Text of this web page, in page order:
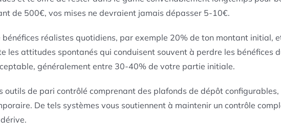
de 500€, vos mises ne devraient jamais dépasser 5-10€.
réalistes quotidiens, par exemple 20% de ton montant initial,
les attitudes spontanés qui conduisent souvent à perdre les bénéfices
généralement entre 30-40% de votre partie initiale.
outils de pari contrôlé comprenant des plafonds de dépôt
De tels systèmes vous soutiennent à maintenir un contrôle